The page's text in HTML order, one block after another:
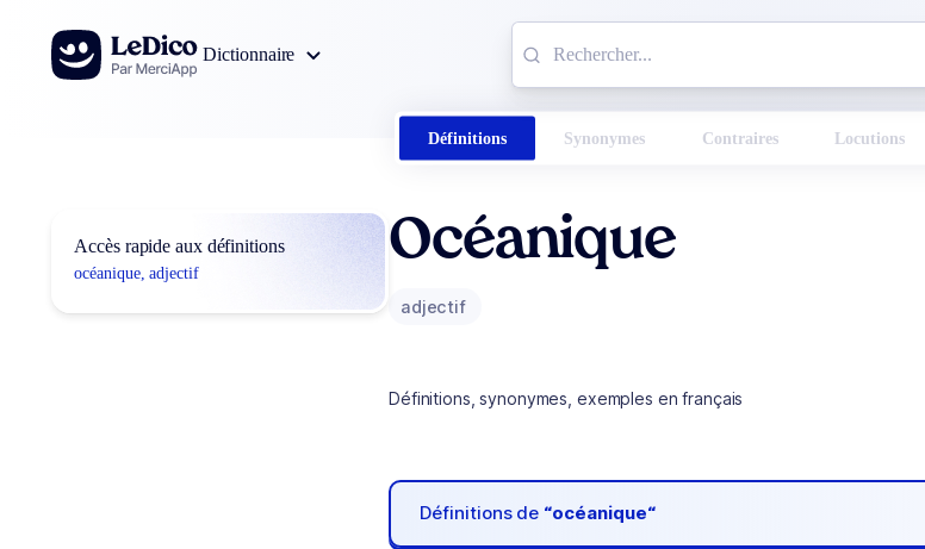
Aller au contenu
Dictionnaire
Définitions Synonymes Contraires Locutions
Accès rapide aux définitions
océanique, adjectif
Océanique
adjectif
Définitions, synonymes, exemples en français
Définitions de “océanique“